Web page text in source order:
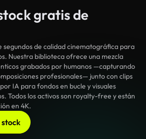
gratis de
segundos de calidad cinematográfica para
Nuestra biblioteca ofrece una mezcla
grabados por humanos —capturando
profesionales— junto con clips
IA para fondos en bucle y visuales
Todos los activos son royalty-free y están
en 4K.